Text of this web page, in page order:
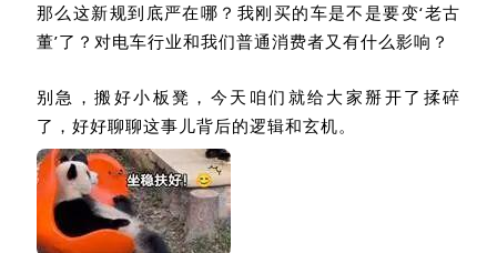
那么这新规到底严在哪？我刚买的车是不是要变‘老古
董’了？对电车行业和我们普通消费者又有什么影响？
别急，搬好小板凳，今天咱们就给大家掰开了揉碎
了，好好聊聊这事儿背后的逻辑和玄机。